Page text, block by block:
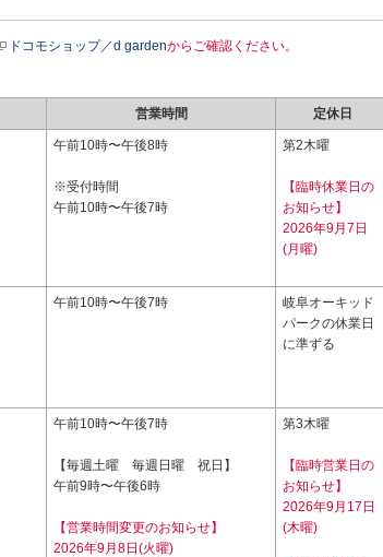
ドコモショップ／d gardenからご確認ください。
営業時間 定休日
午前10時〜午後8時
※受付時間
午前10時〜午後7時
第2木曜
【臨時休業日の
お知らせ】
2026年9月7日
(月曜)
午前10時〜午後7時
岐阜オーキッド
パークの休業日
に準ずる
午前10時〜午後7時
【毎週土曜 毎週日曜 祝日】
午前9時〜午後6時
【営業時間変更のお知らせ】
2026年9月8日(火曜)
第3木曜
【臨時営業日の
お知らせ】
2026年9月17日
(木曜)